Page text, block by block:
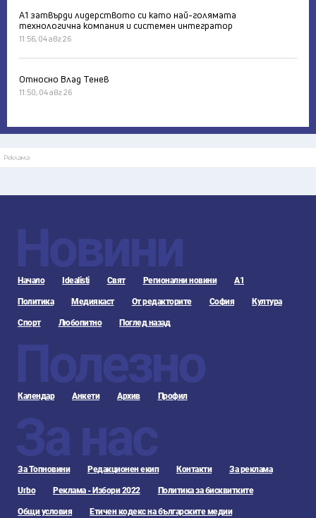
А1 затвърди лидерството си като най-голямата
технологична компания и системен интегратор
11:56, 04 авг 26
Относно Влад Тенев
11:50, 04 авг 26
Реклама
Новини
Начало Idealisti Свят Регионални новини А1
Политика Медиякаст От редакторите София Култура
Спорт Любопитно Поглед назад
Полезно
Календар Анкети Архив Профил
За нас
За Топновини Редакционен екип Контакти За реклама
Urbo Реклама - Избори 2022 Политика за бисквитките
Общи условия Етичен кодекс на българските медии